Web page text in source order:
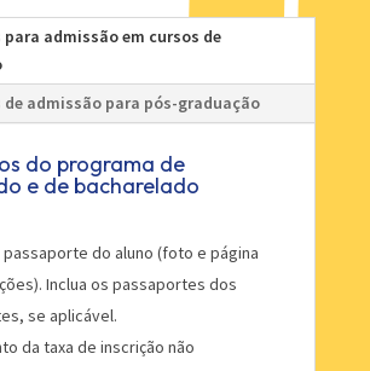
admissão em cursos de
de admissão para pós-graduação
do programa de
e de bacharelado
passaporte do aluno (foto e página
Inclua os passaportes dos
se aplicável.
da taxa de inscrição não